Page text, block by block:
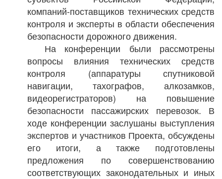
компаний-поставщиков технических средств
контроля и эксперты в области обеспечения
безопасности дорожного движения.
На конференции были рассмотрены
вопросы влияния технических средств
контроля (аппаратуры спутниковой
навигации, тахографов, алкозамков,
видеорегистраторов) на повышение
безопасности пассажирских перевозок. В
ходе конференции заслушаны выступления
экспертов и участников Проекта, обсуждены
его итоги, а также подготовлены
предложения по совершенствованию
соответствующих законодательных и иных